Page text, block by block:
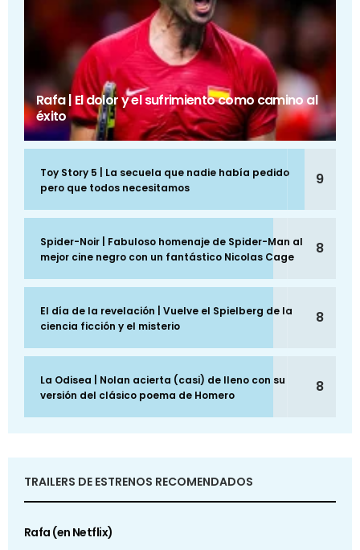
Rafa | El dolor y el sufrimiento como camino al
éxito
Toy Story 5 | La secuela que nadie había pedido
pero que todos necesitamos
9
Spider-Noir | Fabuloso homenaje de Spider-Man al
mejor cine negro con un fantástico Nicolas Cage
8
El día de la revelación | Vuelve el Spielberg de la
ciencia ficción y el misterio
8
La Odisea | Nolan acierta (casi) de lleno con su
versión del clásico poema de Homero
8
TRAILERS DE ESTRENOS RECOMENDADOS
Rafa (en Netflix)